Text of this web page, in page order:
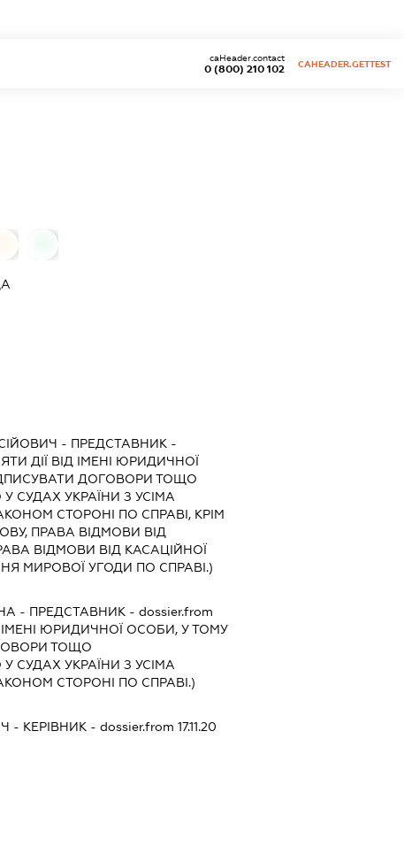
0 (800) 210 102
caHeader.contact
CAHEADER.GETTEST
- ПРЕДСТАВНИК -
ДІЇ ВІД ІМЕНІ ЮРИДИЧНОЇ
ДОГОВОРИ ТОЩО
СУДАХ УКРАЇНИ З УСІМА
СТОРОНІ ПО СПРАВІ, КРІМ
ПРАВА ВІДМОВИ ВІД
ВІДМОВИ ВІД КАСАЦІЙНОЇ
МИРОВОЇ УГОДИ ПО СПРАВІ.)
- ПРЕДСТАВНИК - dossier.from
ІМЕНІ ЮРИДИЧНОЇ ОСОБИ, У ТОМУ
ТОЩО
СУДАХ УКРАЇНИ З УСІМА
СТОРОНІ ПО СПРАВІ.)
- КЕРІВНИК - dossier.from 17.11.20